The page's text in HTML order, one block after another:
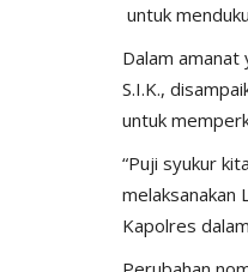
untuk
Dalam amanat
S.I.K.,
untuk
“Puji syukur
melaksanakan
Kapolres